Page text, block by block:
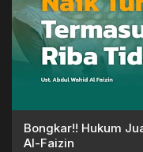
Bongkar!! Hukum
Al-Faizin